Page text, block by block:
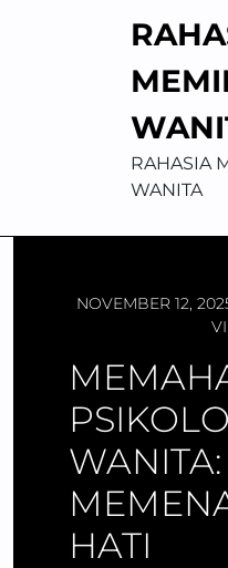
RAHASIA
WANITA
NOVEMBER 12,
HATI